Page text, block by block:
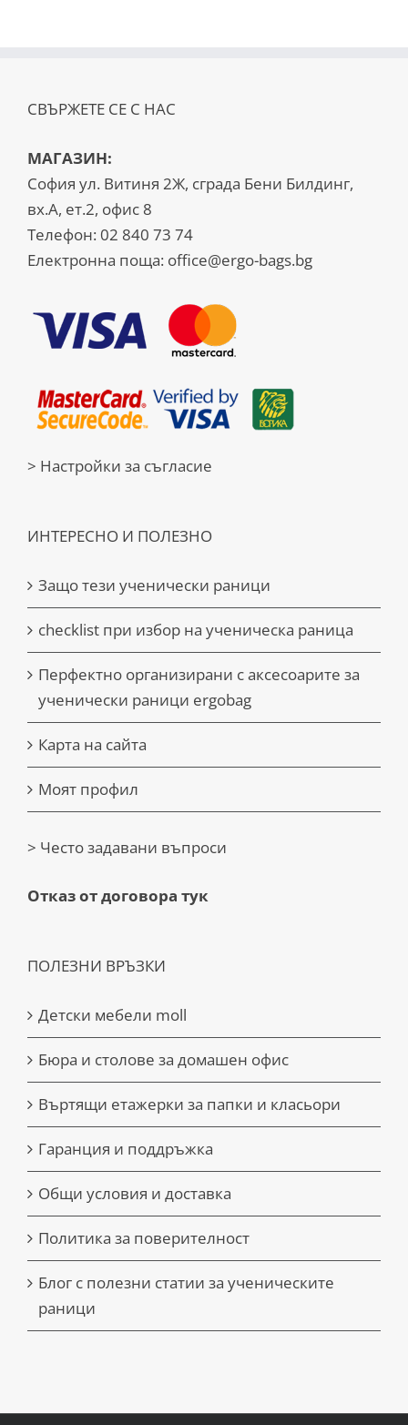
СВЪРЖЕТЕ СЕ С НАС
МАГАЗИН:
София ул. Витиня 2Ж, сграда Бени Билдинг,
вх.А, ет.2, офис 8
Телефон: 02 840 73 74
Електронна поща: office@ergo-bags.bg
> Настройки за съгласие
ИНТЕРЕСНО И ПОЛЕЗНО
Защо тези ученически раници
checklist при избор на ученическа раница
Перфектно организирани с аксесоарите за
ученически раници ergobag
Карта на сайта
Моят профил
> Често задавани въпроси
Отказ от договора тук
ПОЛЕЗНИ ВРЪЗКИ
Детски мебели moll
Бюра и столове за домашен офис
Въртящи етажерки за папки и класьори
Гаранция и поддръжка
Общи условия и доставка
Политика за поверителност
Блог с полезни статии за ученическите
раници